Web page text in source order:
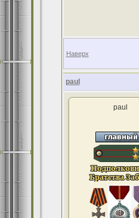
Наверх
paul
paul